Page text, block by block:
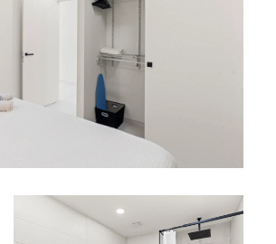
votre séjour à l’Appartement B-
la beauté et le charme de Simpson Bay,
Sint Maarten